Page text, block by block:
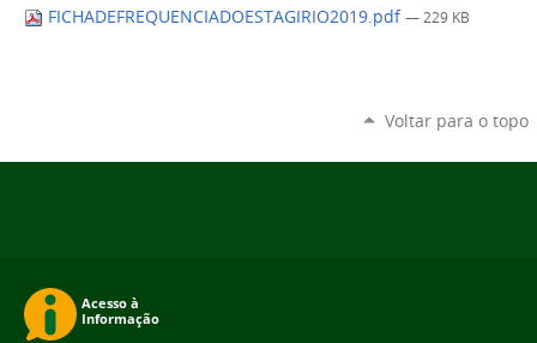
FICHADEFREQUENCIADOESTAGIRIO2019.pdf — 229 KB
Voltar para o topo